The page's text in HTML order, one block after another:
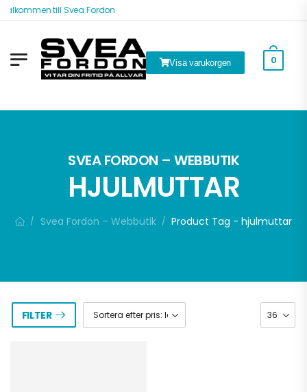
till Svea Fordon
Visa varukorgen 0
SVEA FORDON – WEBBUTIK
HJULMUTTAR
/ Svea Fordon – Webbutik / Product Tag - hjulmuttar
FILTER